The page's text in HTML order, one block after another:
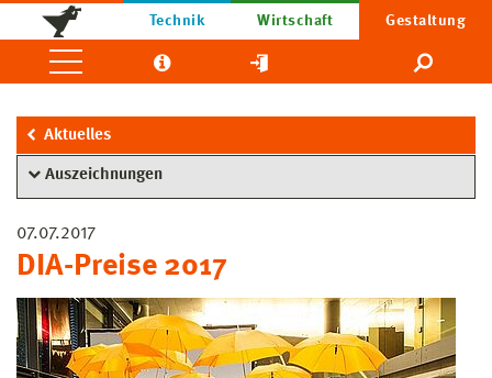
Technik Wirtschaft Gestaltung
Aktuelles
Auszeichnungen
07.07.2017
DIA-Preise 2017